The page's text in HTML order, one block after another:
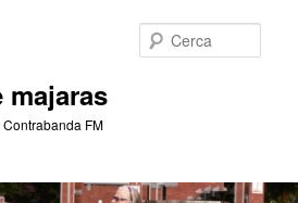
majaras
FM